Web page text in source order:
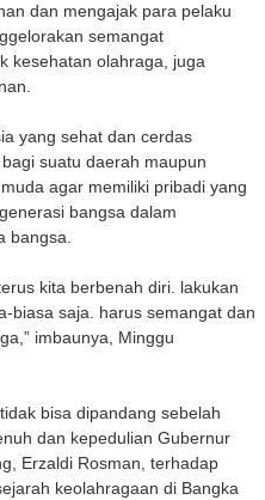
dan mengajak para pelaku
semangat
kesehatan olahraga, juga
yang sehat dan cerdas
suatu daerah maupun
agar memiliki pribadi yang
bangsa dalam
bangsa.
kita berbenah diri. lakukan
biasa saja. harus semangat dan
imbaunya, Minggu
bisa dipandang sebelah
dan kepedulian Gubernur
Erzaldi Rosman, terhadap
keolahragaan di Bangka